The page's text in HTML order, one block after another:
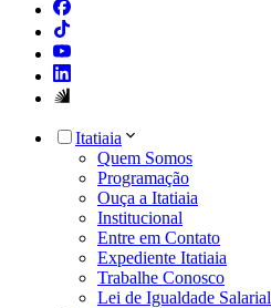
Itatiaia
Quem Somos
Programação
Ouça a Itatiaia
Institucional
Entre em Contato
Expediente Itatiaia
Trabalhe Conosco
Lei de Igualdade Salarial